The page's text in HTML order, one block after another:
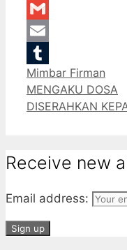
LinkedIn
Gmail
Email
Tumblr
Categories
Mimbar Firman
MENGAKU DOSA
DISERAHKAN
Receive new
Email address: